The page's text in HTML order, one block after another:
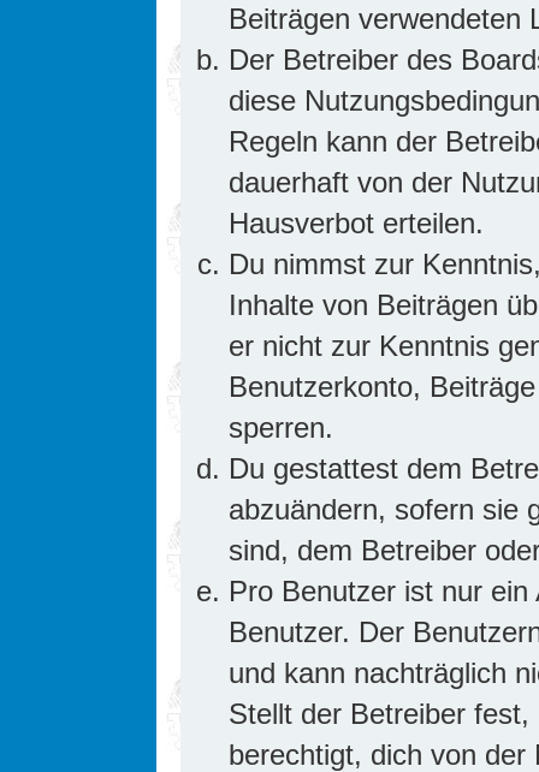
Beiträgen verwendeten
Der Betreiber des
diese
Regeln kann der
dauerhaft von der
Hausverbot erteilen.
Du nimmst zur
Inhalte von Beiträgen
er nicht zur Kenntnis
Benutzerkonto,
sperren.
Du gestattest dem
abzuändern, sofern sie
sind, dem Betreiber
Pro Benutzer ist nur
Benutzer. Der
und kann nachträglich
Stellt der Betreiber
berechtigt, dich von